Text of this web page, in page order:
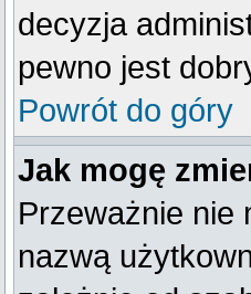
decyzja
pewno jest
Powrót do góry
Jak mogę
Przeważnie nie
nazwą